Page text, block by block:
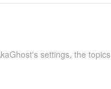
settings, the